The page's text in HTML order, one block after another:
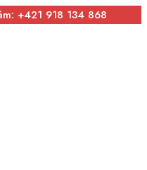
+421 918 134 868